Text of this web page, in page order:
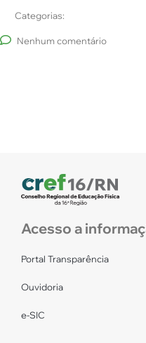
Categorias:
Nenhum comentário
Acesso a
Portal Transparência
Ouvidoria
e-SIC